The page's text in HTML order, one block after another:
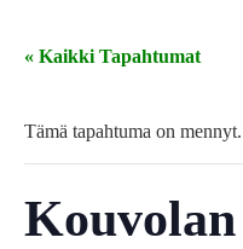
« Kaikki Tapahtumat
Tämä tapahtuma on mennyt.
Kouvolan